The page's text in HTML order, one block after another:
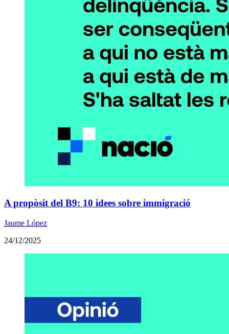
A propòsit del B9: 10 idees sobre immigració
Jaume López
24/12/2025